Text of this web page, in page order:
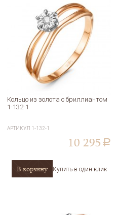
Кольцо из золота с бриллиантом
1-132-1
АРТИКУЛ 1-132-1
10 295 a
В корзину Купить в один клик